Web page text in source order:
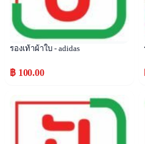
รองเท้าผ้าใบ - adidas
฿ 100.00
Popular